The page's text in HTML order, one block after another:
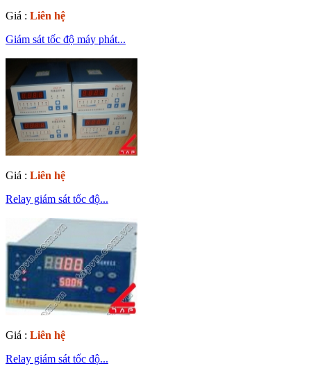
Giá : Liên hệ
Giám sát tốc độ máy phát...
Giá : Liên hệ
Relay giám sát tốc độ...
Giá : Liên hệ
Relay giám sát tốc độ...